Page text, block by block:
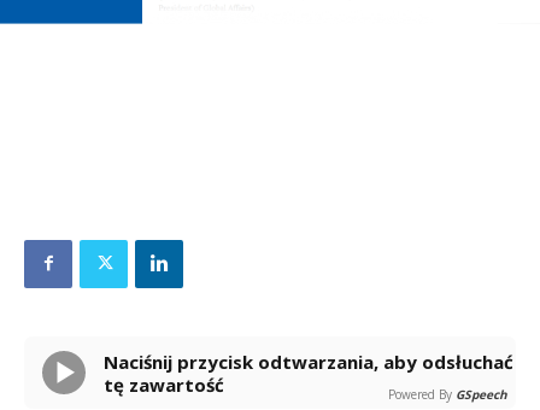
Naciśnij przycisk odtwarzania, aby odsłuchać
tę zawartość
Powered By GSpeech